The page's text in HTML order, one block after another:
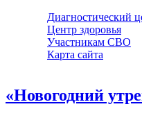
Диагностический
Центр здоровья
Участникам СВО
Карта сайта
«Новогодний